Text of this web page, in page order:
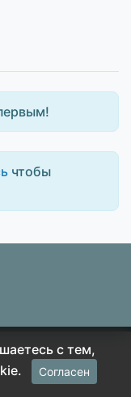
чтобы
с тем,
Согласен